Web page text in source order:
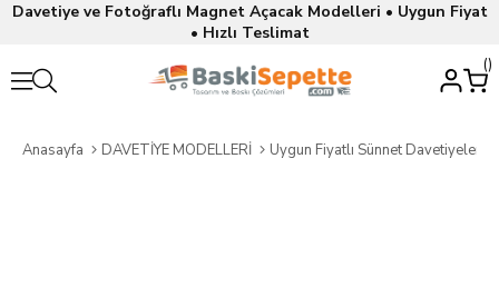
Davetiye ve Fotoğraflı Magnet Açacak Modelleri • Uygun Fiyat
• Hızlı Teslimat
Anasayfa DAVETİYE MODELLERİ Uygun Fiyatlı Sünnet Davetiyeleri